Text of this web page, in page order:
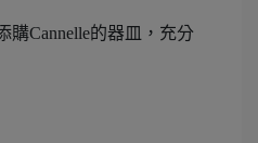
購Cannelle的器皿，充分